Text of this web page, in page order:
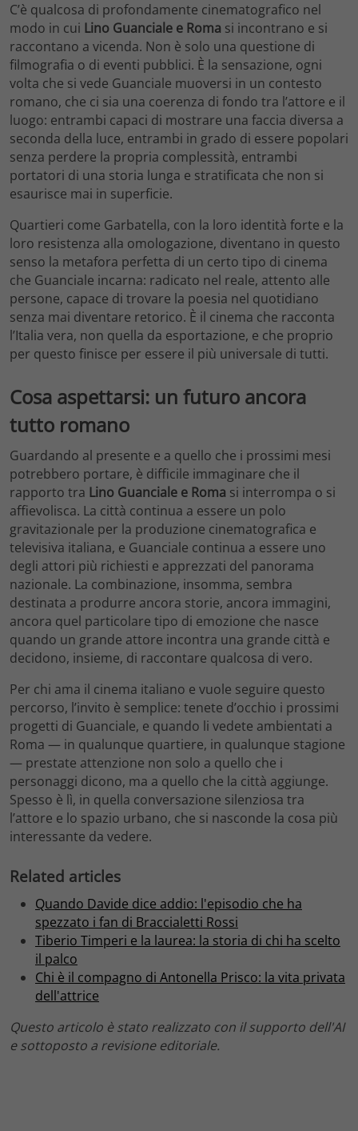
C’è qualcosa di profondamente cinematografico nel
modo in cui Lino Guanciale e Roma si incontrano e si
raccontano a vicenda. Non è solo una questione di
filmografia o di eventi pubblici. È la sensazione, ogni
volta che si vede Guanciale muoversi in un contesto
romano, che ci sia una coerenza di fondo tra l’attore e il
luogo: entrambi capaci di mostrare una faccia diversa a
seconda della luce, entrambi in grado di essere popolari
senza perdere la propria complessità, entrambi
portatori di una storia lunga e stratificata che non si
esaurisce mai in superficie.
Quartieri come Garbatella, con la loro identità forte e la
loro resistenza alla omologazione, diventano in questo
senso la metafora perfetta di un certo tipo di cinema
che Guanciale incarna: radicato nel reale, attento alle
persone, capace di trovare la poesia nel quotidiano
senza mai diventare retorico. È il cinema che racconta
l’Italia vera, non quella da esportazione, e che proprio
per questo finisce per essere il più universale di tutti.
Cosa aspettarsi: un futuro ancora
tutto romano
Guardando al presente e a quello che i prossimi mesi
potrebbero portare, è difficile immaginare che il
rapporto tra Lino Guanciale e Roma si interrompa o si
affievolisca. La città continua a essere un polo
gravitazionale per la produzione cinematografica e
televisiva italiana, e Guanciale continua a essere uno
degli attori più richiesti e apprezzati del panorama
nazionale. La combinazione, insomma, sembra
destinata a produrre ancora storie, ancora immagini,
ancora quel particolare tipo di emozione che nasce
quando un grande attore incontra una grande città e
decidono, insieme, di raccontare qualcosa di vero.
Per chi ama il cinema italiano e vuole seguire questo
percorso, l’invito è semplice: tenete d’occhio i prossimi
progetti di Guanciale, e quando li vedete ambientati a
Roma — in qualunque quartiere, in qualunque stagione
— prestate attenzione non solo a quello che i
personaggi dicono, ma a quello che la città aggiunge.
Spesso è lì, in quella conversazione silenziosa tra
l’attore e lo spazio urbano, che si nasconde la cosa più
interessante da vedere.
Related articles
Quando Davide dice addio: l'episodio che ha
spezzato i fan di Braccialetti Rossi
Tiberio Timperi e la laurea: la storia di chi ha scelto
il palco
Chi è il compagno di Antonella Prisco: la vita privata
dell'attrice
Questo articolo è stato realizzato con il supporto dell'AI
e sottoposto a revisione editoriale.